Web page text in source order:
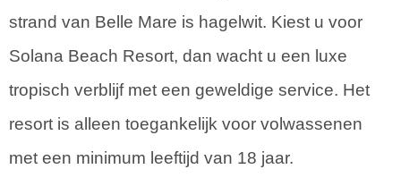
strand van Belle Mare is hagelwit. Kiest u voor
Solana Beach Resort, dan wacht u een luxe
tropisch verblijf met een geweldige service. Het
resort is alleen toegankelijk voor volwassenen
met een minimum leeftijd van 18 jaar.